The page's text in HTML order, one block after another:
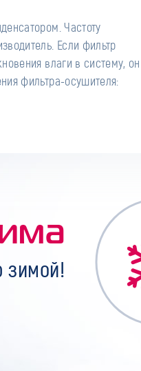
Частоту
Если фильтр
влаги в систему, он
фильтра-осушителя:
давления.
системы.
зимой!